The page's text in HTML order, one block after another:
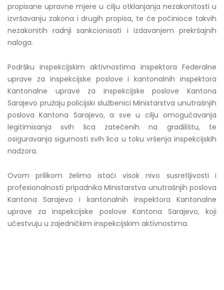
propisane upravne mjere u cilju otklanjanja nezakonitosti u
izvršavanju zakona i drugih propisa, te će počinioce takvih
nezakonitih radnji sankcionisati i izdavanjem prekršajnih
naloga.
Podršku inspekcijskim aktivnostima inspektora Federalne
uprave za inspekcijske poslove i kantonalnih inspektora
Kantonalne uprave za inspekcijske poslove Kantona
Sarajevo pružaju policijski službenici Ministarstva unutrašnjih
poslova Kantona Sarajevo, a sve u cilju omogućavanja
legitimisanja svih lica zatečenih na gradilištu, te
osiguravanja sigurnosti svih lica u toku vršenja inspekcijskih
nadzora.
Ovom prilikom želimo istaći visok nivo susretljivosti i
profesionalnosti pripadnika Ministarstva unutrašnjih poslova
Kantona Sarajevo i kantonalnih inspektora Kantonalne
uprave za inspekcijske poslove Kantona Sarajevo, koji
učestvuju u zajedničkim inspekcijskim aktivnostima.